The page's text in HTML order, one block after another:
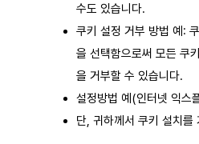
수도 있습니다.
쿠키 설정 거부 방법 예:
을 선택함으로써 모든 쿠
을 거부할 수 있습니다.
설정방법 예(인터넷 익스
단, 귀하께서 쿠키 설치를